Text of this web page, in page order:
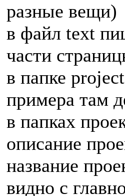
разные вещи)
в файл text
части
в папке
примера там
в папках
описание
название
видно с